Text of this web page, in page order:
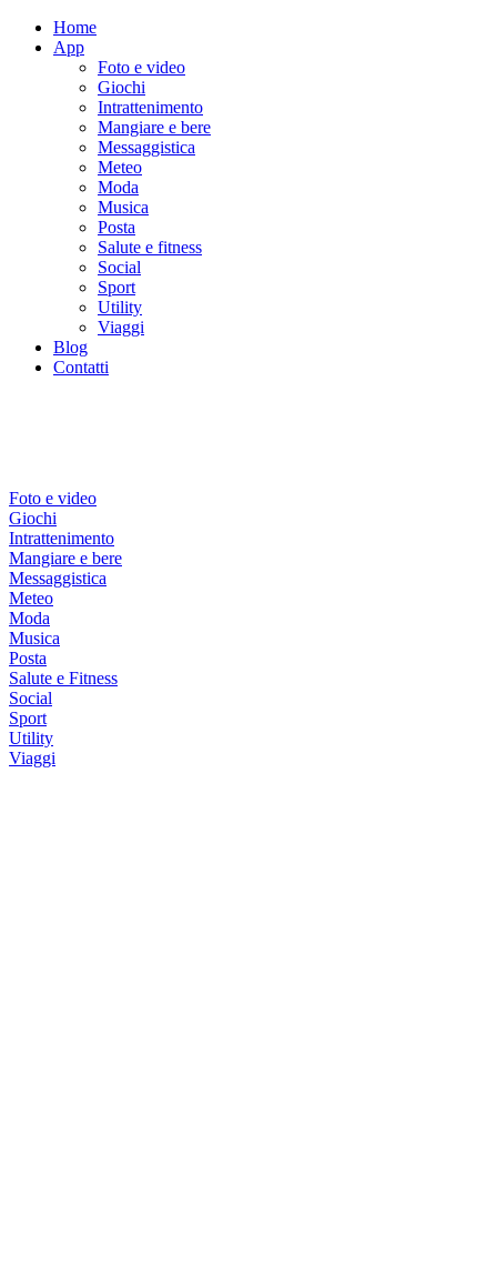
Home
App
Foto e video
Giochi
Intrattenimento
Mangiare e bere
Messaggistica
Meteo
Moda
Musica
Posta
Salute e fitness
Social
Sport
Utility
Viaggi
Blog
Contatti
Foto e video
Giochi
Intrattenimento
Mangiare e bere
Messaggistica
Meteo
Moda
Musica
Posta
Salute e Fitness
Social
Sport
Utility
Viaggi